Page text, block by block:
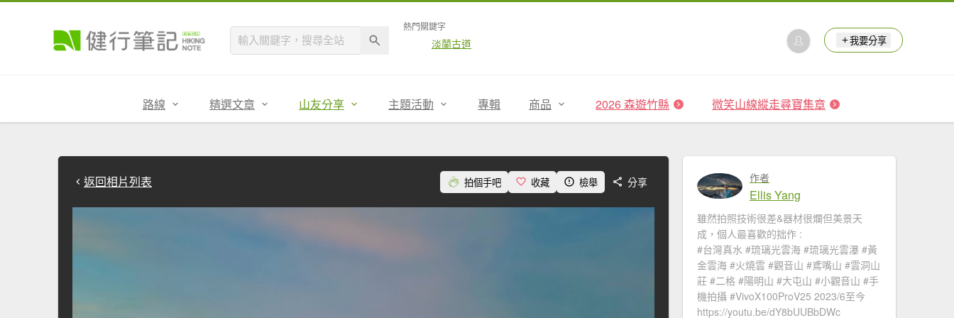
熱門關鍵字
淡蘭古道 我要分享
路線 精選文章 山友分享 主題活動 專輯 商品 2026 森遊竹縣 微笑山線縱走尋寶集章
返回相片列表 拍個手吧 收藏 檢舉 分享 作者
Ellis Yang
雖然拍照技術很差&器材很爛但美景天
成，個人最喜歡的拙作 :
#台灣真水 #琉璃光雲海​ #琉璃光雲瀑​​ #黃
金雲海 #火燒雲​ #觀音山​ #鳶嘴山 #雲洞山
莊 #二格​ #陽明山​ #大屯山 #小觀音山 #手
機拍攝 #VivoX100ProV25 2023/6至今
https://youtu.be/dY8bUUBbDWc